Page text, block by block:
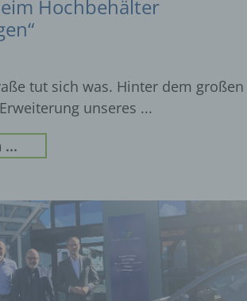
Hochbehälter
tut sich was. Hinter dem großen
unseres
...